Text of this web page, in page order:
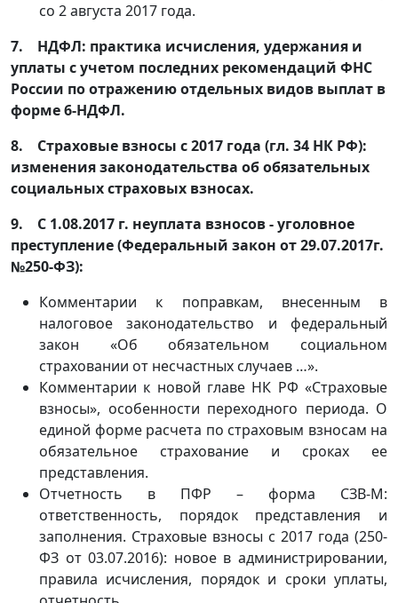
со 2 августа 2017 года.
7. НДФЛ: практика исчисления, удержания и
уплаты с учетом последних рекомендаций ФНС
России по отражению отдельных видов выплат в
форме 6-НДФЛ.
8. Страховые взносы с 2017 года (гл. 34 НК РФ):
изменения законодательства об обязательных
социальных страховых взносах.
9. С 1.08.2017 г. неуплата взносов - уголовное
преступление (Федеральный закон от 29.07.2017г.
№250-ФЗ):
Комментарии к поправкам, внесенным в
налоговое законодательство и федеральный
закон «Об обязательном социальном
страховании от несчастных случаев …».
Комментарии к новой главе НК РФ «Страховые
взносы», особенности переходного периода. О
единой форме расчета по страховым взносам на
обязательное страхование и сроках ее
представления.
Отчетность в ПФР – форма СЗВ-М:
ответственность, порядок представления и
заполнения. Страховые взносы с 2017 года (250-
ФЗ от 03.07.2016): новое в администрировании,
правила исчисления, порядок и сроки уплаты,